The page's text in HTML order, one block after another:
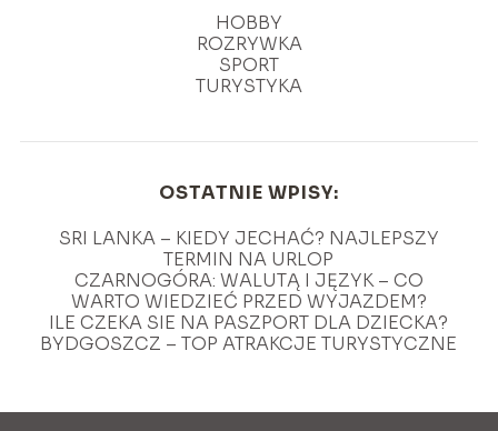
HOBBY
ROZRYWKA
SPORT
TURYSTYKA
OSTATNIE WPISY:
SRI LANKA – KIEDY JECHAĆ? NAJLEPSZY
TERMIN NA URLOP
CZARNOGÓRA: WALUTĄ I JĘZYK – CO
WARTO WIEDZIEĆ PRZED WYJAZDEM?
ILE CZEKA SIE NA PASZPORT DLA DZIECKA?
BYDGOSZCZ – TOP ATRAKCJE TURYSTYCZNE